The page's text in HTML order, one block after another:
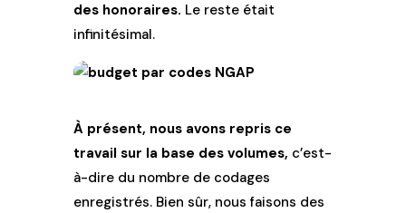
des honoraires. Le reste était
infinitésimal.
À présent, nous avons repris ce
travail sur la base des volumes, c’est-
à-dire du nombre de codages
enregistrés. Bien sûr, nous faisons des